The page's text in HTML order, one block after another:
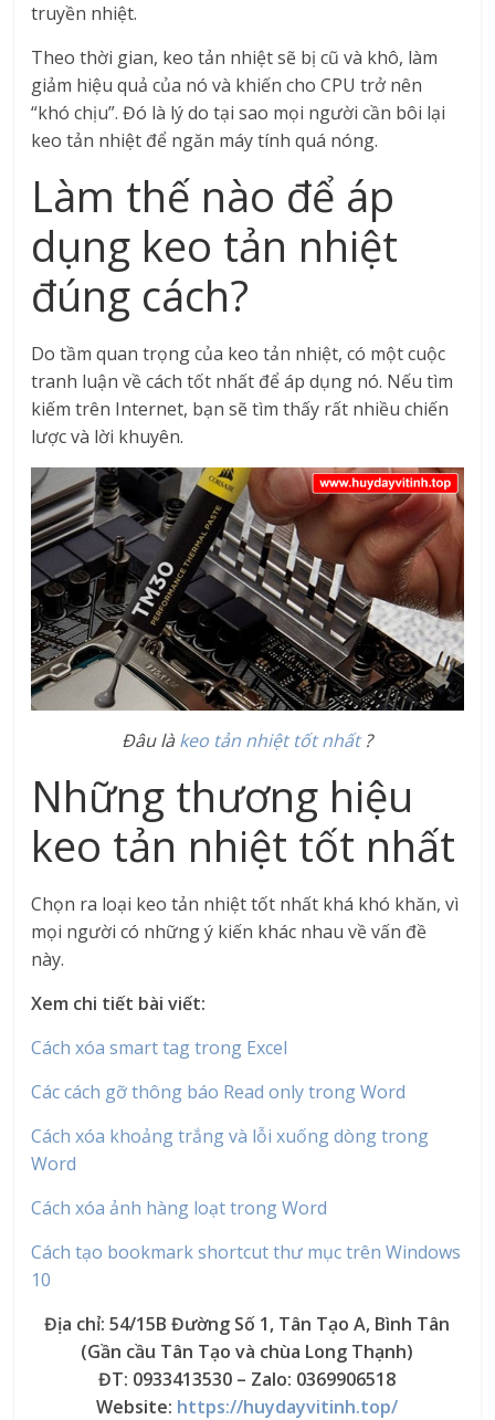
truyền nhiệt.
Theo thời gian, keo tản nhiệt sẽ bị cũ và khô, làm
giảm hiệu quả của nó và khiến cho CPU trở nên
“khó chịu”. Đó là lý do tại sao mọi người cần bôi lại
keo tản nhiệt để ngăn máy tính quá nóng.
Làm thế nào để áp
dụng keo tản nhiệt
đúng cách?
Do tầm quan trọng của keo tản nhiệt, có một cuộc
tranh luận về cách tốt nhất để áp dụng nó. Nếu tìm
kiếm trên Internet, bạn sẽ tìm thấy rất nhiều chiến
lược và lời khuyên.
Đâu là keo tản nhiệt tốt nhất?
Những thương hiệu
keo tản nhiệt tốt nhất
Chọn ra loại keo tản nhiệt tốt nhất khá khó khăn, vì
mọi người có những ý kiến ​​khác nhau về vấn đề
này.
Xem chi tiết bài viết:
Cách xóa smart tag trong Excel
Các cách gỡ thông báo Read only trong Word
Cách xóa khoảng trắng và lỗi xuống dòng trong
Word
Cách xóa ảnh hàng loạt trong Word
Cách tạo bookmark shortcut thư mục trên Windows
10
Địa chỉ: 54/15B Đường Số 1, Tân Tạo A, Bình Tân
(Gần cầu Tân Tạo và chùa Long Thạnh)
ĐT: 0933413530 – Zalo: 0369906518
Website: https://huydayvitinh.top/